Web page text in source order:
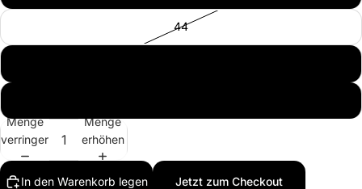
44
Menge
verringern
Menge
erhöhen
In den Warenkorb legen Jetzt zum Checkout